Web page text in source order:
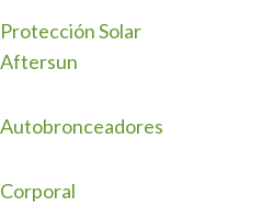
Protección Solar
Aftersun
Autobronceadores
Corporal